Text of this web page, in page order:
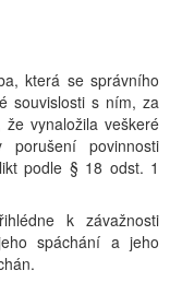
která se správního
souvislosti s ním, za
vynaložila veškeré
povinnosti
podle § 18 odst. 1
k závažnosti
spáchání a jeho